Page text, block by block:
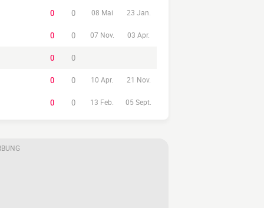
0 0 08 Mai 23 Jan.
0 0 07 Nov. 03 Apr.
0 0
0 0 10 Apr. 21 Nov.
0 0 13 Feb. 05 Sept.